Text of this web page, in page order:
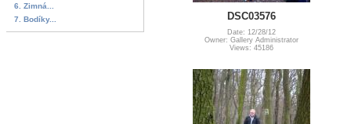
6. Zimná...
7. Bodíky...
DSC03576
Date: 12/28/12
Owner: Gallery Administrator
Views: 45186